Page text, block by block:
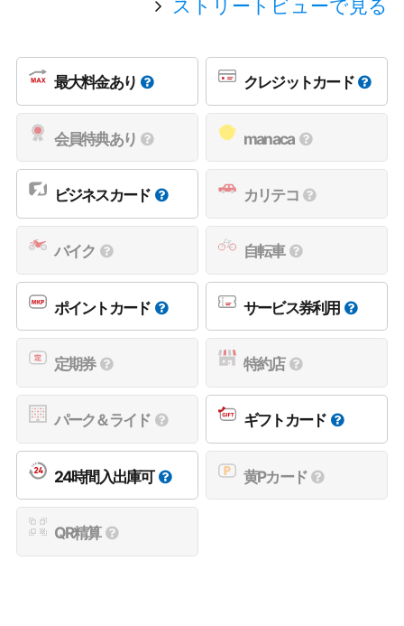
ストリートビューで見る
最大料金あり クレジットカード
会員特典あり manaca
ビジネスカード カリテコ
バイク 自転車
ポイントカード サービス券利用
定期券 特約店
パーク＆ライド ギフトカード
24時間入出庫可 黄Pカード
QR精算